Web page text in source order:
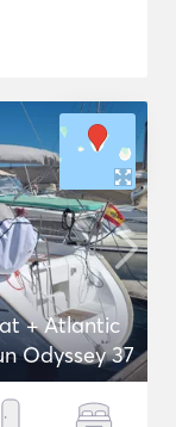
+ Atlantic
Odyssey 37